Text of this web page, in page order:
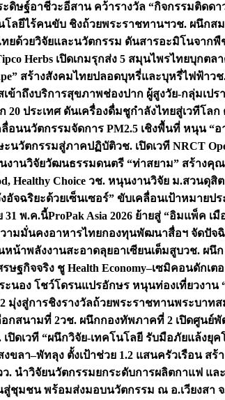
ดิษฐ์อาชีวะอีสาน คว้ารางวัล “กิจกรรมติดดา
โลยีไร้คนขับ ชิงถ้วยพระราชทานฯวช. ผนึกสม
ด้วยวิจัยและนวัตกรรม ดันสารอะมิโนจากพื
Herbs เปิดเกมรุกส่ง 5 สมุนไพรไทยบุกต
สร้างสังคมไทยปลอดบุหรี่และบุหรี่ไฟฟ้าวช
าถึงบริการสุขภาพช่องปาก ผู้สูงวัย-กลุ่มเปร
20 ประเทศ ดันเครื่องดื่มชูกำลังไทยสู่เวทีโลก
อนนวัตกรรมจัดการ PM2.5 เชิงพื้นที่ หนุน
ะนวัตกรรมสู่ภาคปฏิบัติวช. เปิดเวที NRCT
งานวิจัยวัฒนธรรมดนตรี “ท่าสยาม” สร้าง
Healthy Choice วช. หนุนงานวิจัย ม.สวนดุสิ
ฉริยะด้วยเซ็นเซอร์” ขับเคลื่อนเป้าหมายป
31 พ.ค.นี้ProPak Asia 2026 ย้ายสู่ “อิมแพ็ค
วามมั่นคงอาหารไทยกองทุนพัฒนาสื่อฯ จัดปัจฉิ
หน้าพลังงานสะอาดลุยอาเซียนเต็มสูบวช. ผนึ
ษฐกิจจริง ชู Health Economy–เซมิคอนดักเต
ะนอง โชว์โดรนแปรอักษร หนุนท่องเที่ยวงาน
งสู่การชิงรางวัลถ้วยพระราชทานพระบาทส
อกสนามที่ 2วช. ผนึกกองทัพภาคที่ 2 เปิดศูนย์
เปิดเวที “ผนึกวิจัย-เทคโนโลยี รับมือภัยแล้งยุค
ลา–พัทลุง ตั้งเป้าช่วย 1.2 แสนครัวเรือน สร้
. นำวิจัยนวัตกรรมยกระดับการผลิตกาแฟ แ
ชุมชน พร้อมส่งมอบนวัตกรรม ณ อ.เวียงสา